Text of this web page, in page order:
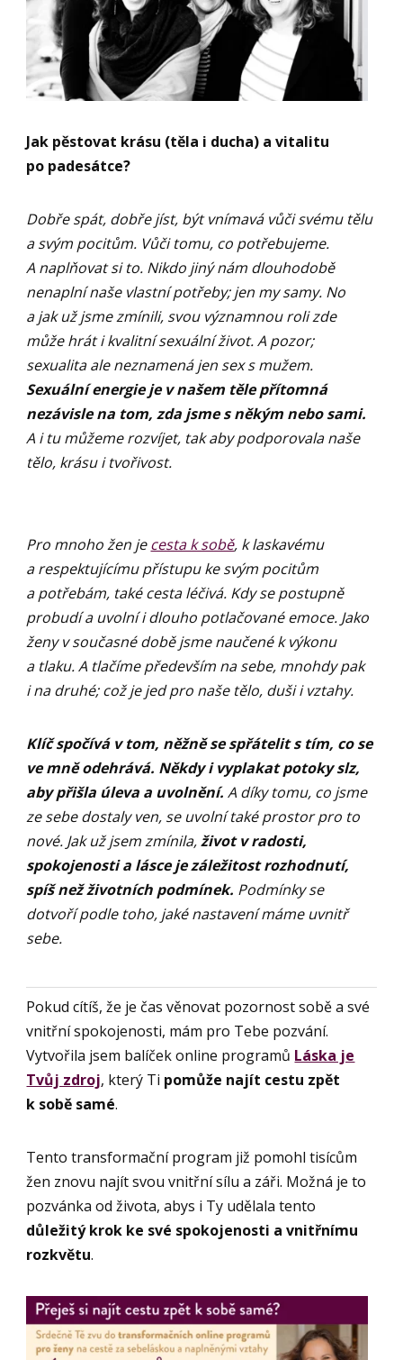
Jak pěstovat krásu (těla i ducha) a vitalitu
po padesátce?
Dobře spát, dobře jíst, být vnímavá vůči svému tělu
a svým pocitům. Vůči tomu, co potřebujeme.
A naplňovat si to. Nikdo jiný nám dlouhodobě
nenaplní naše vlastní potřeby; jen my samy. No
a jak už jsme zmínili, svou významnou roli zde
může hrát i kvalitní sexuální život. A pozor;
sexualita ale neznamená jen sex s mužem.
Sexuální energie je v našem těle přítomná
nezávisle na tom, zda jsme s někým nebo sami.
A i tu můžeme rozvíjet, tak aby podporovala naše
tělo, krásu i tvořivost.
Pro mnoho žen jecesta k sobě, k laskavému
a respektujícímu přístupu ke svým pocitům
a potřebám, také cesta léčivá. Kdy se postupně
probudí a uvolní i dlouho potlačované emoce. Jako
ženy v současné době jsme naučené k výkonu
a tlaku. A tlačíme především na sebe, mnohdy pak
i na druhé; což je jed pro naše tělo, duši i vztahy.
Klíč spočívá v tom, něžně se spřátelit s tím, co se
ve mně odehrává. Někdy i vyplakat potoky slz,
aby přišla úleva a uvolnění.A díky tomu, co jsme
ze sebe dostaly ven, se uvolní také prostor pro to
nové. Jak už jsem zmínila,život v radosti,
spokojenosti a lásce je záležitost rozhodnutí,
spíš než životních podmínek. Podmínky se
dotvoří podle toho, jaké nastavení máme uvnitř
sebe.
Pokud cítíš, že je čas věnovat pozornost sobě a své
vnitřní spokojenosti, mám pro Tebe pozvání.
Vytvořila jsem balíček online programů Láska je
Tvůj zdroj, který Ti pomůže najít cestu zpět
k sobě samé.
Tento transformační program již pomohl tisícům
žen znovu najít svou vnitřní sílu a záři. Možná je to
pozvánka od života, abys i Ty udělala tento
důležitý krok ke své spokojenosti a vnitřnímu
rozkvětu.